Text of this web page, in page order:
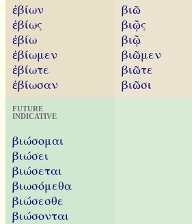
ἐβίων
ἐβίως
ἐβίω
ἐβίωμεν
ἐβίωτε
ἐβίωσαν
βιῶ
βιῷς
βιῷ
βιῶμεν
βιῶτε
βιῶσι
FUTURE
INDICATIVE
βιώσομαι
βιώσει
βιώσεται
βιωσόμεθα
βιώσεσθε
βιώσονται